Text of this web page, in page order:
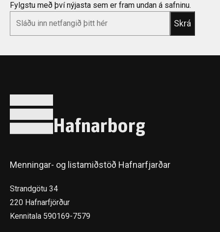
Fylgstu með því nýjasta sem er fram undan á safninu.
Hafnarborg
Menningar- og listamiðstöð Hafnarfjarðar
Strandgötu 34
220 Hafnarfjörður
Kennitala 590169-7579